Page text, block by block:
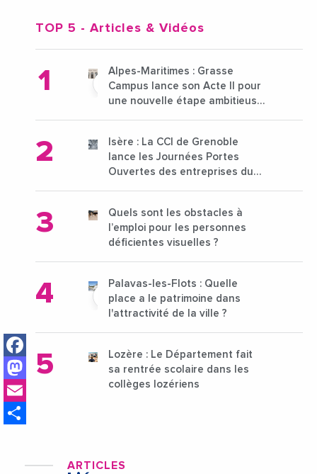
Facebook
Mastodon
TOP 5 - Articles & Vidéos
Alpes-Maritimes : Grasse
Campus lance son Acte II pour
une nouvelle étape ambitieuse
Isère : La CCI de Grenoble
lance les Journées Portes
Ouvertes des entreprises du
Quels sont les obstacles à
l’emploi pour les personnes
déficientes visuelles ?
Palavas-les-Flots : Quelle
place a le patrimoine dans
l'attractivité de la ville ?
Lozère : Le Département fait
sa rentrée scolaire dans les
collèges lozériens
ARTICLES